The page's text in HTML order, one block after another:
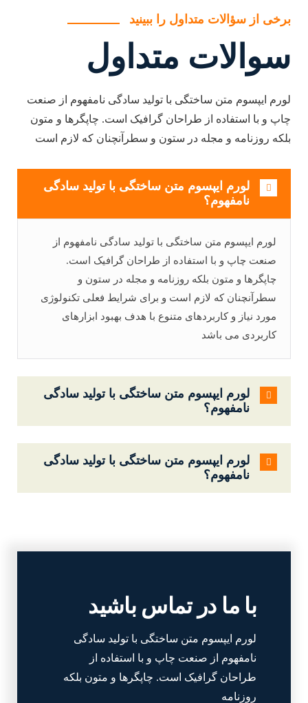
برخی از سؤالات متداول را ببینید
سوالات متداول
لورم ایپسوم متن ساختگی با تولید سادگی نامفهوم از صنعت
چاپ و با استفاده از طراحان گرافیک است. چاپگرها و متون
بلکه روزنامه و مجله در ستون و سطرآنچنان که لازم است
لورم ایپسوم متن ساختگی با تولید سادگی
نامفهوم؟
لورم ایپسوم متن ساختگی با تولید سادگی نامفهوم از
صنعت چاپ و با استفاده از طراحان گرافیک است.
چاپگرها و متون بلکه روزنامه و مجله در ستون و
سطرآنچنان که لازم است و برای شرایط فعلی تکنولوژی
مورد نیاز و کاربردهای متنوع با هدف بهبود ابزارهای
کاربردی می باشد
لورم ایپسوم متن ساختگی با تولید سادگی
نامفهوم؟
لورم ایپسوم متن ساختگی با تولید سادگی
نامفهوم؟
با ما در تماس باشید
لورم ایپسوم متن ساختگی با تولید سادگی
نامفهوم از صنعت چاپ و با استفاده از
طراحان گرافیک است. چاپگرها و متون بلکه
روزنامه